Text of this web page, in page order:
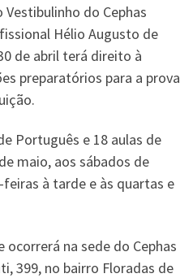
Vestibulinho do Cephas
Hélio Augusto de
de abril terá direito à
preparatórios para a prova
Português e 18 aulas de
maio, aos sábados de
à tarde e às quartas e
na sede do Cephas
399, no bairro Floradas de